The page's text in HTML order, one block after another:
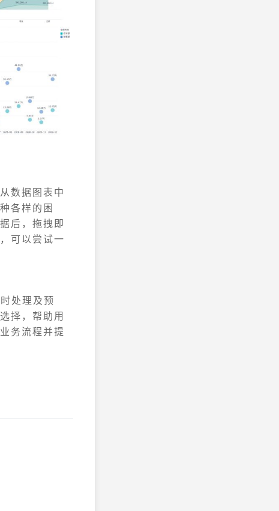
数据图表中
各样的困
后，拖拽即
可以尝试一
处理及预
择，帮助用
务流程并提